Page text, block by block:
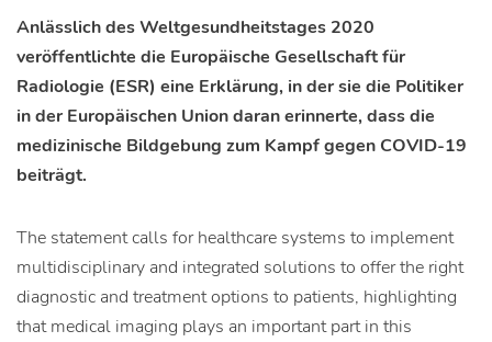
Anlässlich des Weltgesundheitstages 2020
veröffentlichte die Europäische Gesellschaft für
Radiologie (ESR) eine Erklärung, in der sie die Politiker
in der Europäischen Union daran erinnerte, dass die
medizinische Bildgebung zum Kampf gegen COVID-19
beiträgt.
The statement calls for healthcare systems to implement
multidisciplinary and integrated solutions to offer the right
diagnostic and treatment options to patients, highlighting
that medical imaging plays an important part in this